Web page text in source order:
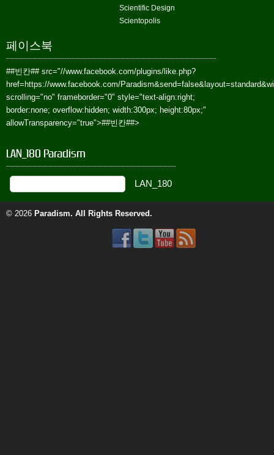
Scientific Design
Scientopolis
페이스북
##빈칸##src="//www.facebook.com/plugins/like.php?
href=https://www.facebook.com/
scrolling="no" frameborder="0" style="text-align:right;
border:none; overflow:hidden; width:300px; height:80px;"
allowTransparency="true">##빈칸##>
LAN_180 Paradism
© 2026 Paradism. All Rights Reserved.